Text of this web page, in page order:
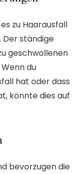
zu Haarausfall
Der ständige
geschwollenen
du
hat oder dass
könnte dies auf
bevorzugen die